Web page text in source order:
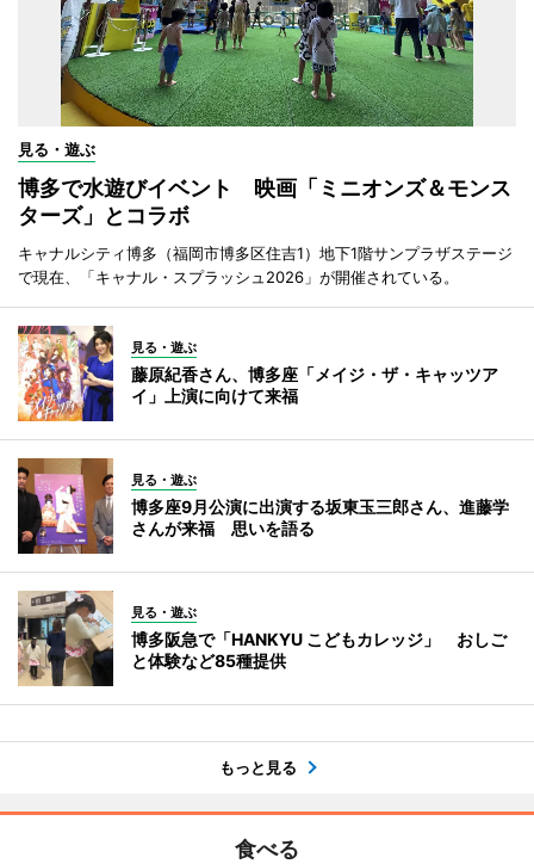
見る・遊ぶ
博多で水遊びイベント 映画「ミニオンズ＆モンス
ターズ」とコラボ
キャナルシティ博多（福岡市博多区住吉1）地下1階サンプラザステージ
で現在、「キャナル・スプラッシュ2026」が開催されている。
見る・遊ぶ
藤原紀香さん、博多座「メイジ・ザ・キャッツア
イ」上演に向けて来福
見る・遊ぶ
博多座9月公演に出演する坂東玉三郎さん、進藤学
さんが来福 思いを語る
見る・遊ぶ
博多阪急で「HANKYU こどもカレッジ」 おしご
と体験など85種提供
もっと見る
食べる